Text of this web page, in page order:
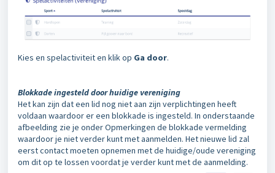
Kies en spelactiviteit en klik op Ga door.
Blokkade ingesteld door huidige vereniging
Het kan zijn dat een lid nog niet aan zijn verplichtingen heeft
voldaan waardoor er een blokkade is ingesteld. In onderstaande
afbeelding zie je onder Opmerkingen de blokkade vermelding
waardoor je niet verder kunt met aanmelden. Het nieuwe lid zal
eerst contact moeten opnemen met de huidige/oude vereniging
om dit op te lossen voordat je verder kunt met de aanmelding.